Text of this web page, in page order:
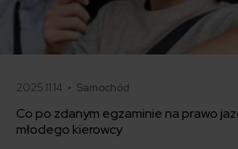
2025.11.14 • Samochód
Co po zdanym egzaminie na prawo
młodego kierowcy